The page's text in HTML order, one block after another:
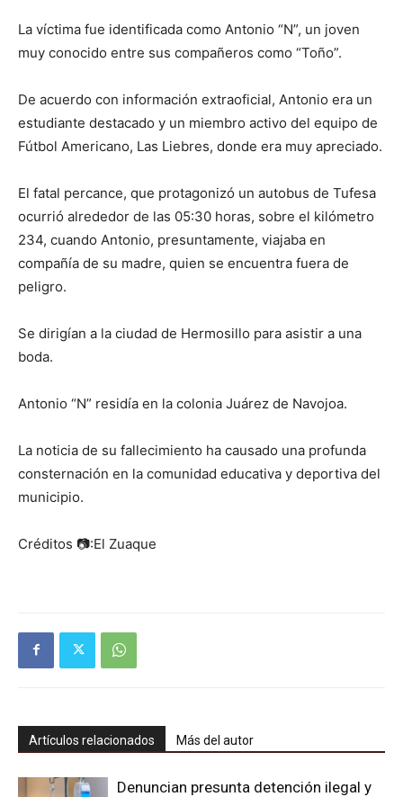
La víctima fue identificada como Antonio “N”, un joven
muy conocido entre sus compañeros como “Toño”.
De acuerdo con información extraoficial, Antonio era un
estudiante destacado y un miembro activo del equipo de
Fútbol Americano, Las Liebres, donde era muy apreciado.
El fatal percance, que protagonizó un autobus de Tufesa
ocurrió alrededor de las 05:30 horas, sobre el kilómetro
234, cuando Antonio, presuntamente, viajaba en
compañía de su madre, quien se encuentra fuera de
peligro.
Se dirigían a la ciudad de Hermosillo para asistir a una
boda.
Antonio “N” residía en la colonia Juárez de Navojoa.
La noticia de su fallecimiento ha causado una profunda
consternación en la comunidad educativa y deportiva del
municipio.
Créditos 📷:El Zuaque
Artículos relacionados Más del autor
Denuncian presunta detención ilegal y